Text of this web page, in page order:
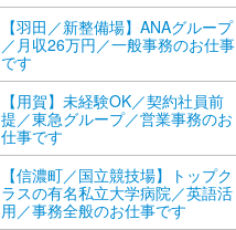
【羽田／新整備場】ANAグループ
／月収26万円／一般事務のお仕事
です
【用賀】未経験OK／契約社員前
提／東急グループ／営業事務のお
仕事です
【信濃町／国立競技場】トップク
ラスの有名私立大学病院／英語活
用／事務全般のお仕事です